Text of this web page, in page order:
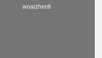
woaizhenti